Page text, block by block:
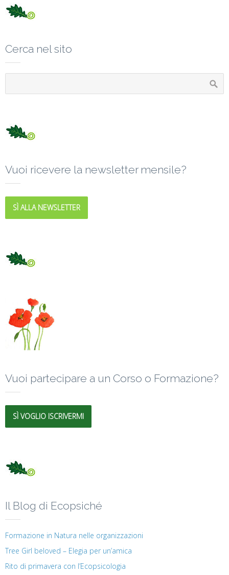
Cerca nel sito
Vuoi ricevere la newsletter mensile?
SÌ ALLA NEWSLETTER
Vuoi partecipare a un Corso o Formazione?
SÌ VOGLIO ISCRIVERMI
Il Blog di Ecopsiché
Formazione in Natura nelle organizzazioni
Tree Girl beloved – Elegia per un’amica
Rito di primavera con l’Ecopsicologia